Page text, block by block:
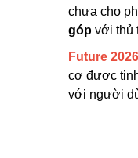
chưa cho
góp với thủ
Future 2026
cơ được
với người